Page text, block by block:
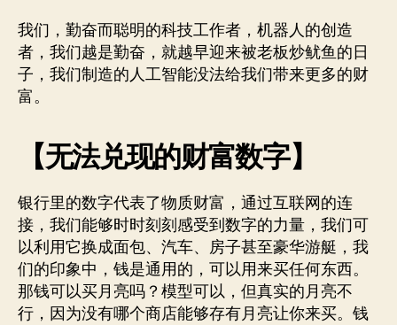
我们，勤奋而聪明的科技工作者，机器人的创造
者，我们越是勤奋，就越早迎来被老板炒鱿鱼的日
子，我们制造的人工智能没法给我们带来更多的财
富。
【无法兑现的财富数字】
银行里的数字代表了物质财富，通过互联网的连
接，我们能够时时刻刻感受到数字的力量，我们可
以利用它换成面包、汽车、房子甚至豪华游艇，我
们的印象中，钱是通用的，可以用来买任何东西。
那钱可以买月亮吗？模型可以，但真实的月亮不
行，因为没有哪个商店能够存有月亮让你来买。钱